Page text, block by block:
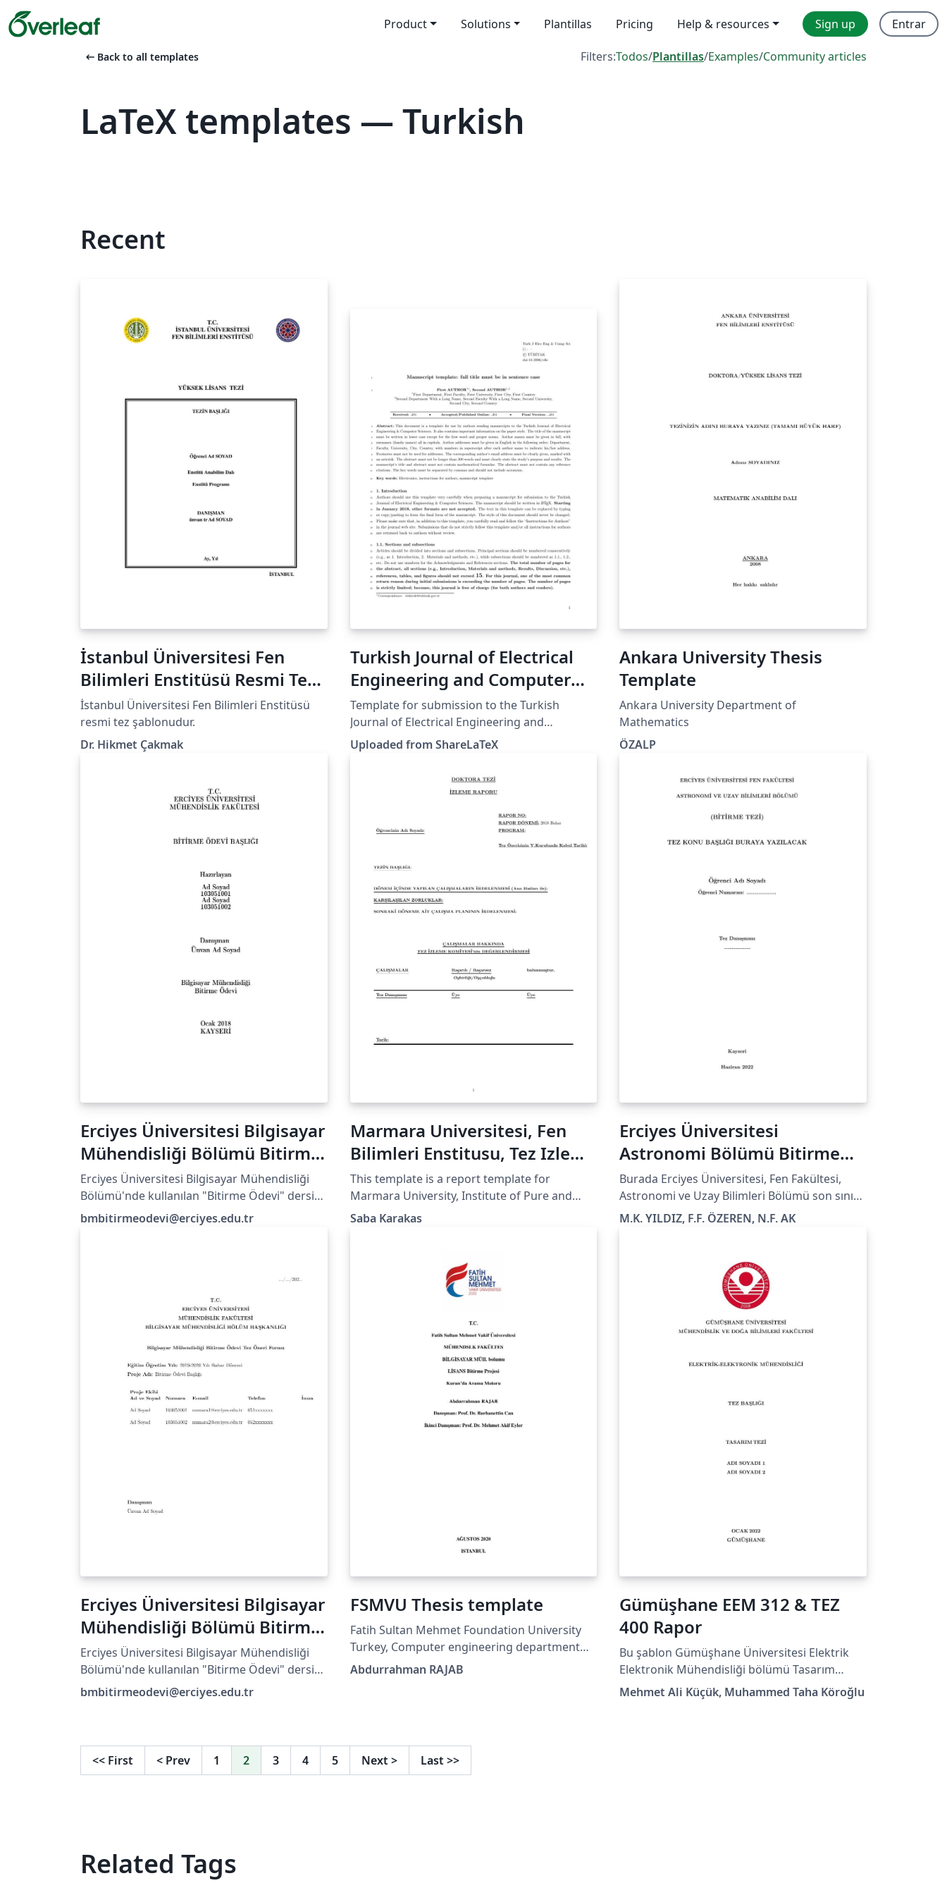
Product Solutions Plantillas Pricing Help & resources Sign up Entrar
arrow_left_alt Back to all templates Filters:Todos/Plantillas/Examples/Community articles
LaTeX templates — Turkish
Recent
İstanbul Üniversitesi Fen
Bilimleri Enstitüsü Resmi Tez
Şablonu
İstanbul Üniversitesi Fen Bilimleri Enstitüsü
resmi tez şablonudur.
Dr. Hikmet Çakmak
Turkish Journal of Electrical
Engineering and Computer
Science
Template for submission to the Turkish
Journal of Electrical Engineering and
Computer Science. Source and information
for authors is available on the journal web
ShareLaTeX and subsequently moved to
Uploaded from ShareLaTeX
Ankara University Thesis
Template
Ankara University Department of
Mathematics
ÖZALP
Erciyes Üniversitesi Bilgisayar
Mühendisliği Bölümü Bitirme
Ödevi Tezi
Erciyes Üniversitesi Bilgisayar Mühendisliği
Bölümü'nde kullanılan "Bitirme Ödevi" dersi
tez formatı
bmbitirmeodevi@erciyes.edu.tr
Marmara Universitesi, Fen
Bilimleri Enstitusu, Tez Izleme
Formu
This template is a report template for
Marmara University, Institute of Pure and
Applied Sciences, PhD Thesis Monitoring
Saba Karakas
Erciyes Üniversitesi
Astronomi Bölümü Bitirme
Tezi Örneği
Burada Erciyes Üniversitesi, Fen Fakültesi,
Astronomi ve Uzay Bilimleri Bölümü son sınıf
öğrencileri için bir tez şablonu bulunmaktadır.
M.K. YILDIZ, F.F. ÖZEREN, N.F. AK
Erciyes Üniversitesi Bilgisayar
Mühendisliği Bölümü Bitirme
Ödevi Tez Önerisi
Erciyes Üniversitesi Bilgisayar Mühendisliği
Bölümü'nde kullanılan "Bitirme Ödevi" dersi
tez öneri formatı
bmbitirmeodevi@erciyes.edu.tr
FSMVU Thesis template
Fatih Sultan Mehmet Foundation University
Turkey, Computer engineering department
thesis template. Fatih sultan mehmet vakif
unviersitesi tez şablonu
Abdurrahman RAJAB
Gümüşhane EEM 312 & TEZ
400 Rapor
Bu şablon Gümüşhane Üniversitesi Elektrik
Elektronik Mühendisliği bölümü Tasarım
Çalışması ve Bitirme Projesi dersleri için
hazırlanmıştır. Şablon hazırlanırken Overleaf
Mehmet Ali Küçük, Muhammed Taha Köroğlu
<< First < Prev 1 2 3 4 5 Next > Last >>
Related Tags